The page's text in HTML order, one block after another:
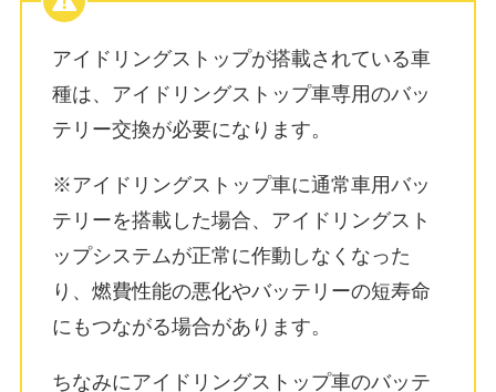
アイドリングストップが搭載されている車
種は、 アイドリングストップ車専用のバッ
テリー交換が必要になります。
※アイドリングストップ車に通常車用バッ
テリーを搭載した場合、アイドリングスト
ップシステムが正常に作動しなくなった
り、燃費性能の悪化やバッテリーの短寿命
にもつながる場合があります。
ちなみにアイドリングストップ車のバッテ